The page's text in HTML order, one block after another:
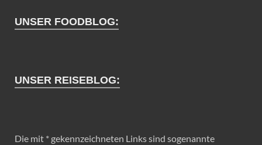
UNSER FOODBLOG:
UNSER REISEBLOG:
Die mit * gekennzeichneten Links sind sogenannte